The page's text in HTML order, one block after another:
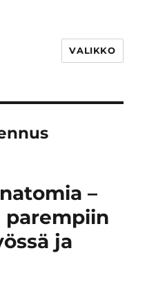
VALIKKO
–
parempiin
ja